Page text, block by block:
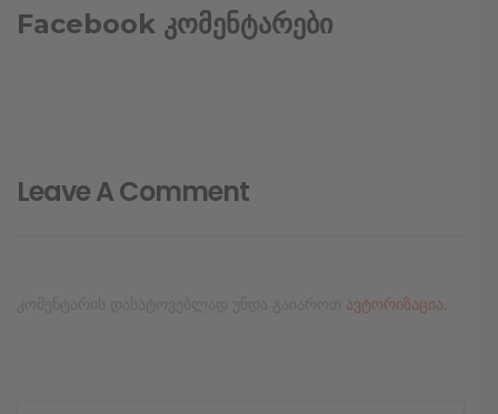
Facebook კომენტარები
Leave A Comment
ავტორიზაცია